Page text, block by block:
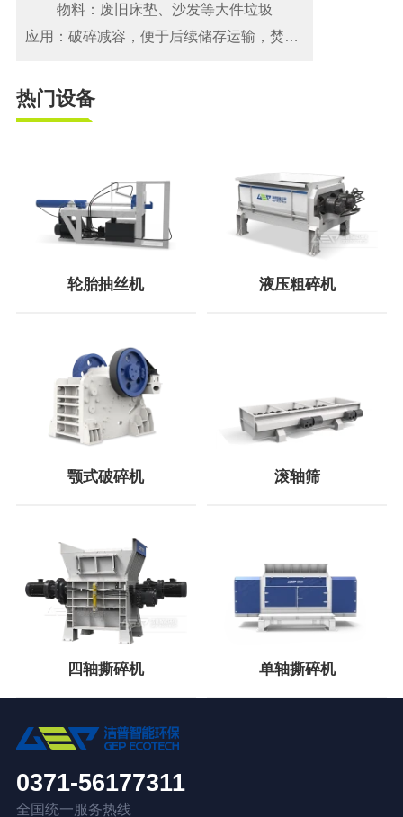
物料：废旧床垫、沙发等大件垃圾
应用：破碎减容，便于后续储存运输，焚烧或填埋
热门设备
轮胎抽丝机 液压粗碎机
颚式破碎机 滚轴筛
四轴撕碎机 单轴撕碎机
0371-56177311
全国统一服务热线